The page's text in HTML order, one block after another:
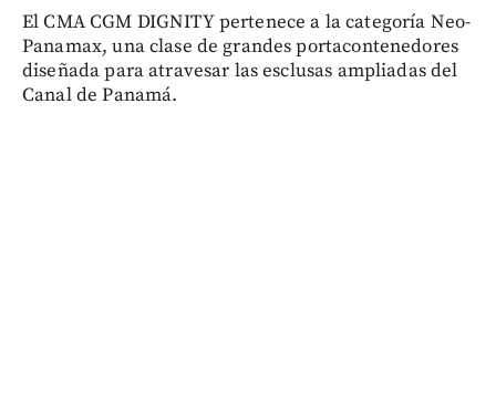
El CMA CGM DIGNITY pertenece a la categoría Neo-
Panamax, una clase de grandes portacontenedores
diseñada para atravesar las esclusas ampliadas del
Canal de Panamá.